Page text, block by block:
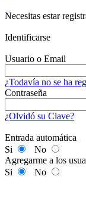
Necesitas estar
Identificarse
Usuario o Email
¿Todavía no se ha
Contraseña
¿Olvidó su Clave?
Entrada automática
Si
No
Agregarme a los
Si
No